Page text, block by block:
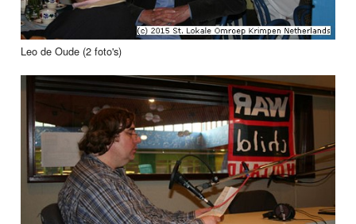
Leo de Oude (2 foto's)